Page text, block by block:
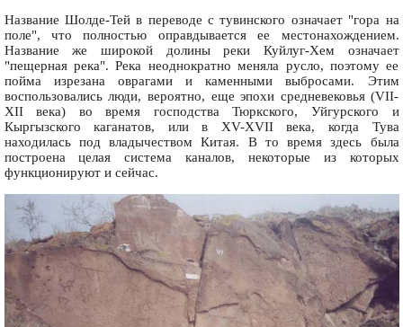
Название Шолде-Тей в переводе с тувинского означает "гора на
поле", что полностью оправдывается ее местонахождением.
Название же широкой долины реки Куйлуг-Хем означает
"пещерная река". Река неоднократно меняла русло, поэтому ее
пойма изрезана оврагами и каменными выбросами. Этим
воспользовались люди, вероятно, еще эпохи средневековья (VII-
XII века) во время господства Тюркского, Уйгурского и
Кыргызского каганатов, или в XV-XVII века, когда Тува
находилась под владычеством Китая. В то время здесь была
построена целая система каналов, некоторые из которых
функционируют и сейчас.